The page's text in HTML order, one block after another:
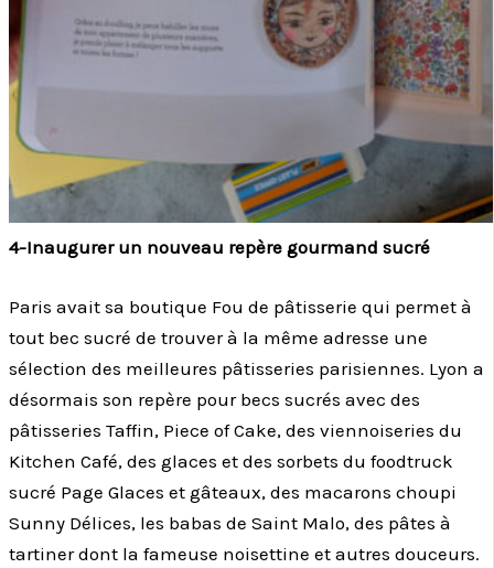
4-Inaugurer un nouveau repère gourmand sucré
Paris avait sa boutique Fou de pâtisserie qui permet à
tout bec sucré de trouver à la même adresse une
sélection des meilleures pâtisseries parisiennes. Lyon a
désormais son repère pour becs sucrés avec des
pâtisseries Taffin, Piece of Cake, des viennoiseries du
Kitchen Café, des glaces et des sorbets du foodtruck
sucré Page Glaces et gâteaux, des macarons choupi
Sunny Délices, les babas de Saint Malo, des pâtes à
tartiner dont la fameuse noisettine et autres douceurs.